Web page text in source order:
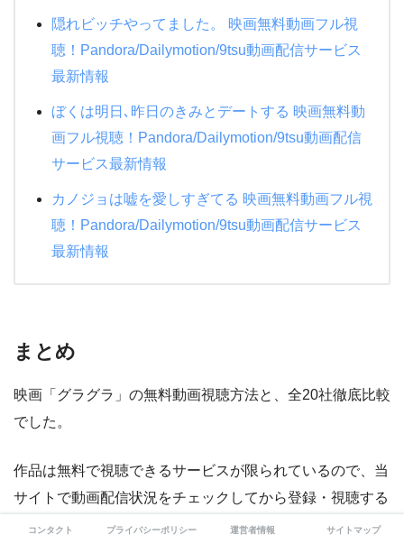
隠れビッチやってました。 映画無料動画フル視
聴！Pandora/Dailymotion/9tsu動画配信サービス
最新情報
ぼくは明日､昨日のきみとデートする 映画無料動
画フル視聴！Pandora/Dailymotion/9tsu動画配信
サービス最新情報
カノジョは嘘を愛しすぎてる 映画無料動画フル視
聴！Pandora/Dailymotion/9tsu動画配信サービス
最新情報
まとめ
映画「グラグラ」の無料動画視聴方法と、全20社徹底比較
でした。
作品は無料で視聴できるサービスが限られているので、当
サイトで動画配信状況をチェックしてから登録・視聴する
事をおすすめします。
コンタクト プライバシーポリシー 運営者情報 サイトマップ